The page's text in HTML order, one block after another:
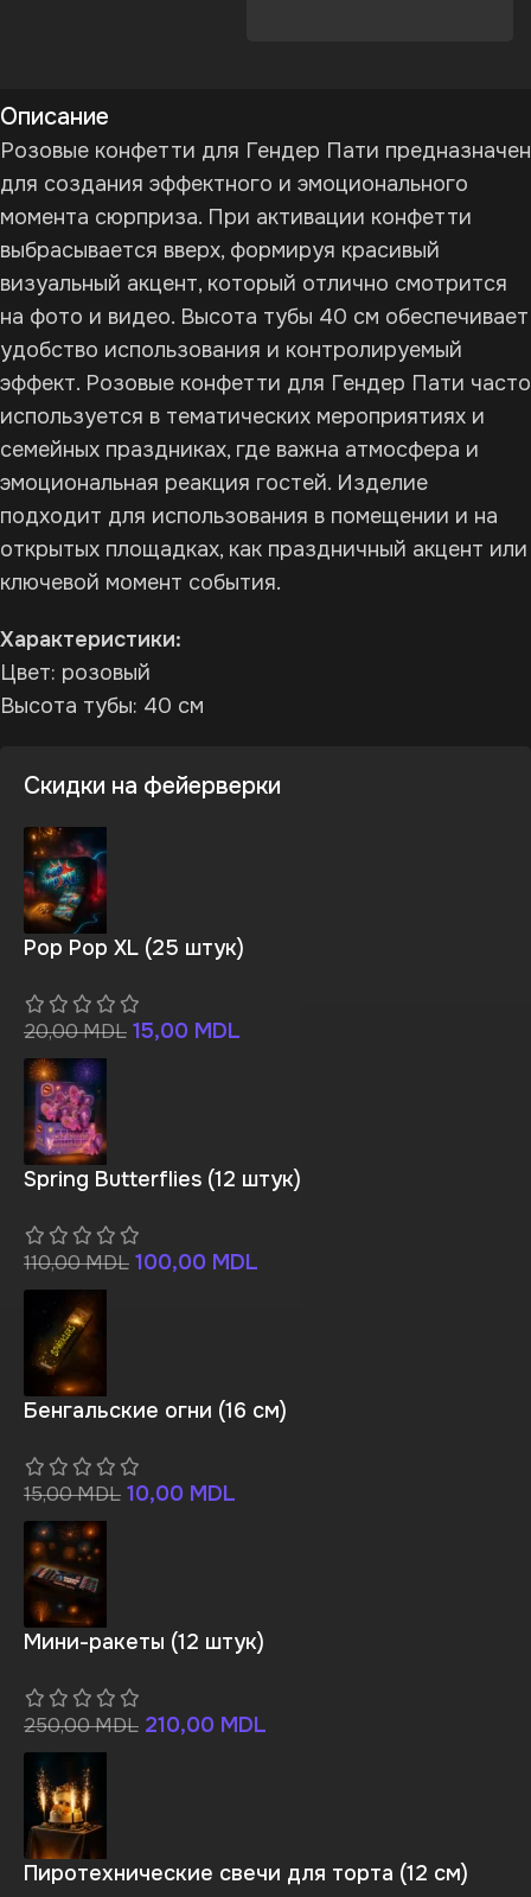
Описание
Розовые конфетти для Гендер Пати предназначен
для создания эффектного и эмоционального
момента сюрприза. При активации конфетти
выбрасывается вверх, формируя красивый
визуальный акцент, который отлично смотрится
на фото и видео. Высота тубы 40 см обеспечивает
удобство использования и контролируемый
эффект. Розовые конфетти для Гендер Пати часто
используется в тематических мероприятиях и
семейных праздниках, где важна атмосфера и
эмоциональная реакция гостей. Изделие
подходит для использования в помещении и на
открытых площадках, как праздничный акцент или
ключевой момент события.
Характеристики:
Цвет: розовый
Высота тубы: 40 см
Скидки на фейерверки
Pop Pop XL (25 штук)
20,00MDL 15,00 MDL
Spring Butterflies (12 штук)
110,00MDL 100,00 MDL
Бенгальские огни (16 см)
15,00MDL 10,00 MDL
Мини-ракеты (12 штук)
250,00MDL 210,00 MDL
Пиротехнические свечи для торта (12 см)